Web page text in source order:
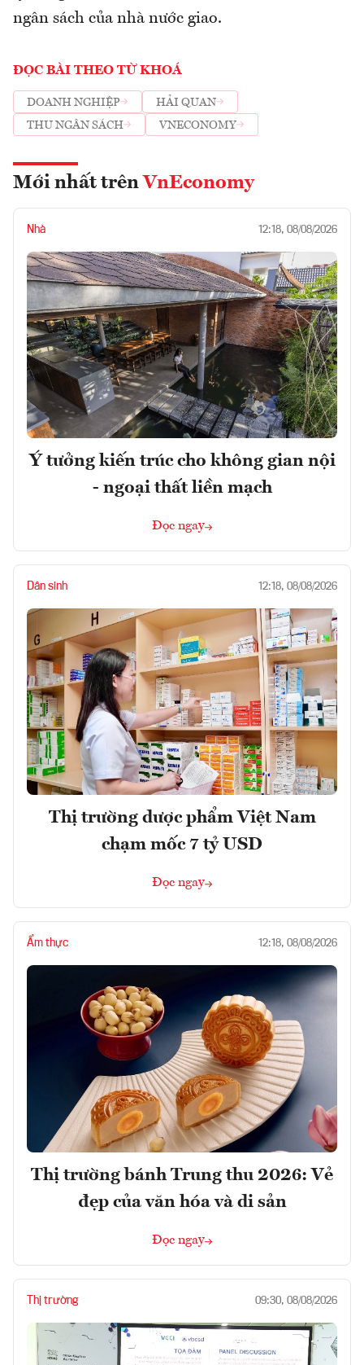
ngân sách của nhà nước giao.
ĐỌC BÀI THEO TỪ KHOÁ
DOANH NGHIỆP
HẢI QUAN
THU NGÂN SÁCH
VNECONOMY
Mới nhất trên VnEconomy
Nhà 12:18, 08/08/2026
Ý tưởng kiến trúc cho không gian nội
- ngoại thất liền mạch
Đọc ngay
Dân sinh 12:18, 08/08/2026
Thị trường dược phẩm Việt Nam
chạm mốc 7 tỷ USD
Đọc ngay
Ẩm thực 12:18, 08/08/2026
Thị trường bánh Trung thu 2026: Vẻ
đẹp của văn hóa và di sản
Đọc ngay
Thị trường 09:30, 08/08/2026